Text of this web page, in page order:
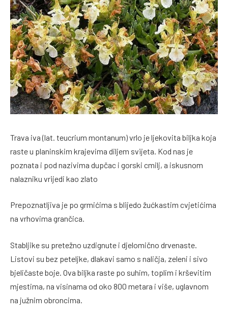
Trava iva (lat. teucrium montanum) vrlo je ljekovita biljka koja
raste u planinskim krajevima diljem svijeta. Kod nas je
poznata i pod nazivima dupčac i gorski cmilj, a iskusnom
nalazniku vrijedi kao zlato
Prepoznatljiva je po grmićima s blijedo žućkastim cvjetićima
na vrhovima grančica.
Stabljike su pretežno uzdignute i djelomično drvenaste.
Listovi su bez peteljke, dlakavi samo s naličja, zeleni i sivo
bjeličaste boje. Ova biljka raste po suhim, toplim i krševitim
mjestima, na visinama od oko 800 metara i više, uglavnom
na južnim obroncima.